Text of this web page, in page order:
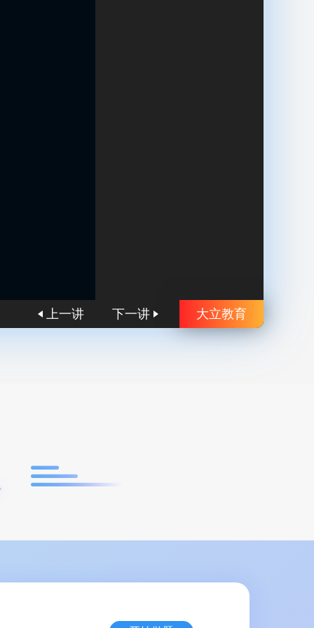
上一讲 下一讲 大立教育